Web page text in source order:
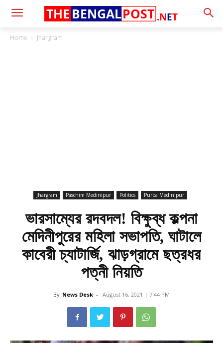
.NET
THE BENGALPOST
Home Jhargram
Jhargram Paschim Medinipur Politics Purba Medinipur
ভারসাম্যের রদবদল! বিক্ষুব্ধ কল্পনা
মেদিনীপুরের মহিলা সভাপতি, ঘাটালে
কাবেরী চ্যাটার্জি, ঝাড়গ্রামে ছত্রধর
পত্নী নিয়তি
By News Desk - August 16, 2021 | 7:44 PM